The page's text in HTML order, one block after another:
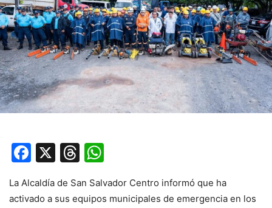
Facebook
X Threads
La Alcaldía de San Salvador Centro informó que ha
activado a sus equipos municipales de emergencia en los